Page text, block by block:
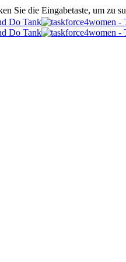
Sie die Eingabetaste, um zu